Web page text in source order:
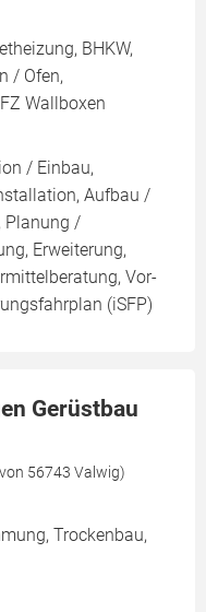
BHKW,
/ Ofen,
Wallboxen
/ Einbau,
Aufbau /
Planung /
Erweiterung,
Vor-
(iSFP)
Gerüstbau
56743 Valwig)
Trockenbau,